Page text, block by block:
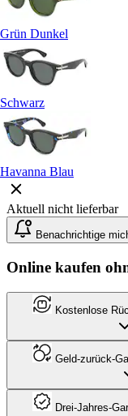
Grün Dunkel
Schwarz
Havanna Blau
Aktuell nicht lieferbar
Benachrichtige
Online kaufen
Kostenlose
Geld-zurück-
Drei-Jahres-